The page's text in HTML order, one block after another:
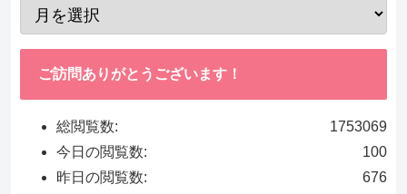
ご訪問ありがとうございます！
1753069
総閲覧数:
100
今日の閲覧数:
676
昨日の閲覧数: